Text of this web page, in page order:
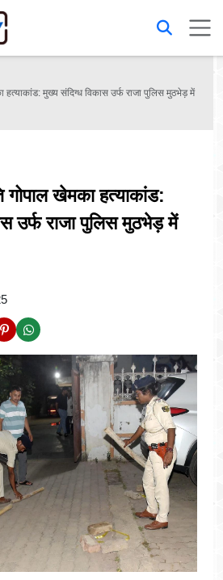
हत्याकांड: मुख्य संदिग्ध विकास उर्फ राजा पुलिस मुठभेड़ में
गोपाल खेमका हत्याकांड:
उर्फ राजा पुलिस मुठभेड़ में